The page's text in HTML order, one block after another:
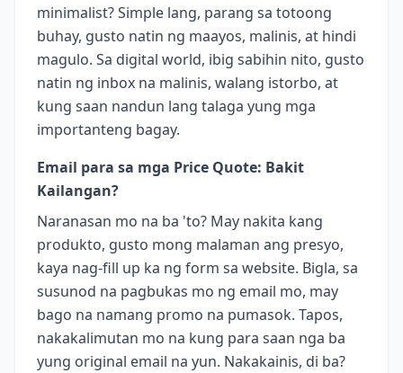
minimalist? Simple lang, parang sa totoong
buhay, gusto natin ng maayos, malinis, at hindi
magulo. Sa digital world, ibig sabihin nito, gusto
natin ng inbox na malinis, walang istorbo, at
kung saan nandun lang talaga yung mga
importanteng bagay.
Email para sa mga Price Quote: Bakit
Kailangan?
Naranasan mo na ba 'to? May nakita kang
produkto, gusto mong malaman ang presyo,
kaya nag-fill up ka ng form sa website. Bigla, sa
susunod na pagbukas mo ng email mo, may
bago na namang promo na pumasok. Tapos,
nakakalimutan mo na kung para saan nga ba
yung original email na yun. Nakakainis, di ba?